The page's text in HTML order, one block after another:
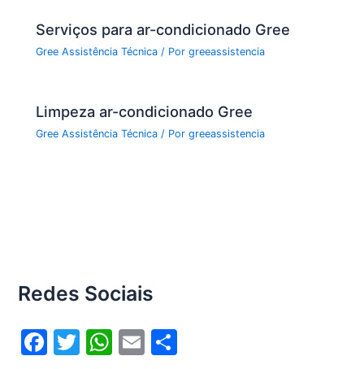
Serviços para ar-condicionado Gree
Gree Assistência Técnica / Porgreeassistencia
Limpeza ar-condicionado Gree
Gree Assistência Técnica / Porgreeassistencia
Redes Sociais
F
T
W E